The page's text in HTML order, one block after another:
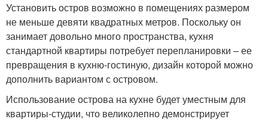
Установить остров возможно в помещениях размером
не меньше девяти квадратных метров. Поскольку он
занимает довольно много пространства, кухня
стандартной квартиры потребует перепланировки – ее
превращения в кухню-гостиную, дизайн которой можно
дополнить вариантом с островом.
Использование острова на кухне будет уместным для
квартиры-студии, что великолепно демонстрирует